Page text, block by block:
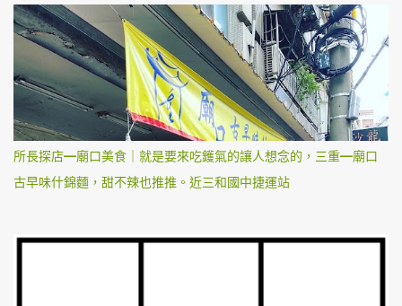
所長探店—廟口美食｜就是要來吃鑊氣的讓人想念的，三重—廟口
古早味什錦麵，甜不辣也推推。近三和國中捷運站